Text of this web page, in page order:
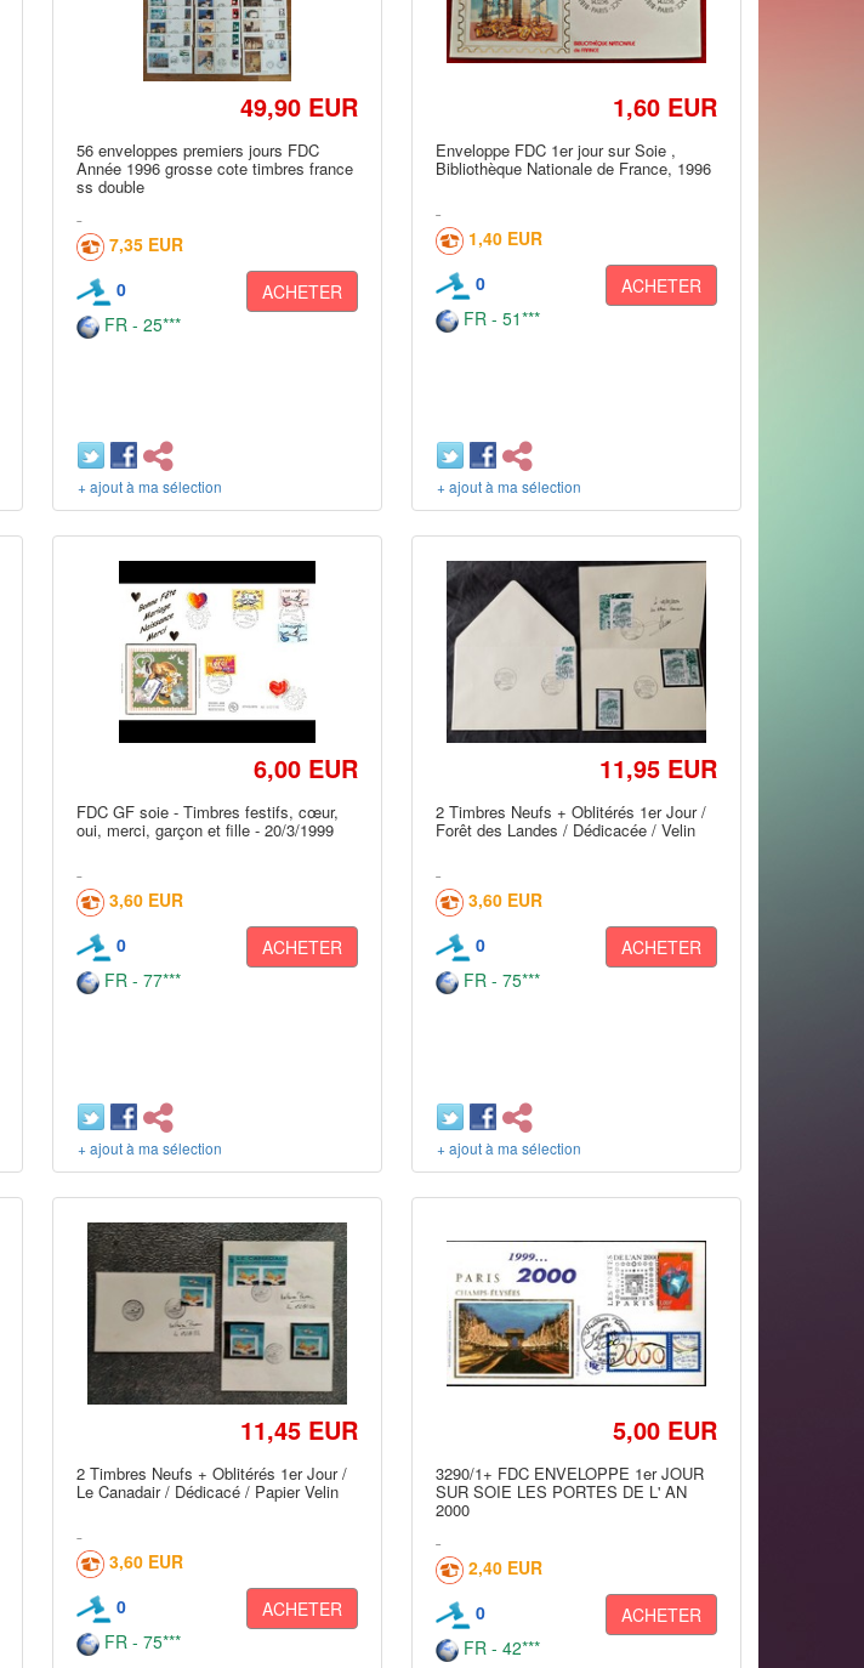
49,90 EUR
56 enveloppes premiers jours FDC
Année 1996 grosse cote timbres france
ss double
7,35 EUR
0
ACHETER
FR - 25***
+ ajout à ma sélection
1,60 EUR
Enveloppe FDC 1er jour sur Soie ,
Bibliothèque Nationale de France, 1996
1,40 EUR
0
ACHETER
FR - 51***
+ ajout à ma sélection
6,00 EUR
FDC GF soie - Timbres festifs, cœur,
oui, merci, garçon et fille - 20/3/1999
3,60 EUR
0
ACHETER
FR - 77***
+ ajout à ma sélection
11,95 EUR
2 Timbres Neufs + Oblitérés 1er Jour /
Forêt des Landes / Dédicacée / Velin
3,60 EUR
0
ACHETER
FR - 75***
+ ajout à ma sélection
11,45 EUR
2 Timbres Neufs + Oblitérés 1er Jour /
Le Canadair / Dédicacé / Papier Velin
3,60 EUR
0
ACHETER
FR - 75***
5,00 EUR
3290/1+ FDC ENVELOPPE 1er JOUR
SUR SOIE LES PORTES DE L' AN
2000
2,40 EUR
0
ACHETER
FR - 42***